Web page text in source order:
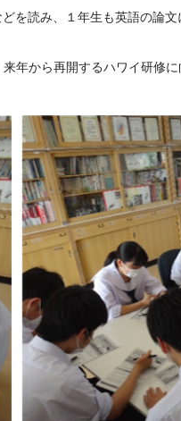
読み、１年生も英語の論
年から再開するハワイ研修に